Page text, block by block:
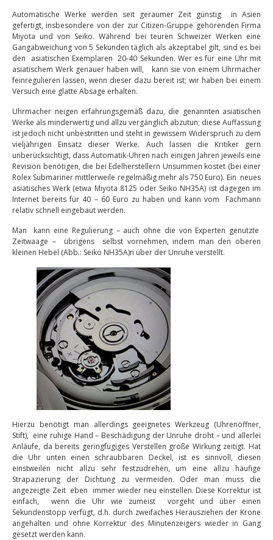
Automatische Werke werden seit geraumer Zeit günstig in Asien
gefertigt, insbesondere von der zur Citizen-Gruppe gehörenden Firma
Miyota und von Seiko. Während bei teuren Schweizer Werken eine
Gangabweichung von 5 Sekunden täglich als akzeptabel gilt, sind es bei
den asiatischen Exemplaren 20-40 Sekunden. Wer es für eine Uhr mit
asiatischem Werk genauer haben will, kann sie von einem Uhrmacher
feinregulieren lassen, wenn dieser dazu bereit ist; wir haben bei einem
Versuch eine glatte Absage erhalten.
Uhrmacher neigen erfahrungsgemäß dazu, die genannten asiatischen
Werke als minderwertig und allzu vergänglich abzutun; diese Auffassung
ist jedoch nicht unbestritten und steht in gewissem Widerspruch zu dem
vieljährigen Einsatz dieser Werke. Auch lassen die Kritiker gern
unberücksichtigt, dass Automatik-Uhren nach einigen Jahren jeweils eine
Revision benötigen, die bei Edelherstellern Unsummen kostet (bei einer
Rolex Submariner mittlerweile regelmäßig mehr als 750 Euro). Ein neues
asiatisches Werk (etwa Miyota 8125 oder Seiko NH35A) ist dagegen im
Internet bereits für 40 – 60 Euro zu haben und kann vom Fachmann
relativ schnell eingebaut werden.
Man kann eine Regulierung – auch ohne die von Experten genutzte
Zeitwaage – übrigens selbst vornehmen, indem man den oberen
kleinen Hebel (Abb.: Seiko NH35A)n über der Unruhe verstellt.
Hierzu benötigt man allerdings geeignetes Werkzeug (Uhrenöffner,
Stift), eine ruhige Hand – Beschädigung der Unruhe droht – und allerlei
Anläufe, da bereits geringfügiges Verstellen große Wirkung zeitigt. Hat
die Uhr unten einen schraubbaren Deckel, ist es sinnvoll, diesen
einstweilen nicht allzu sehr festzudrehen, um eine allzu häufige
Strapazierung der Dichtung zu vermeiden. Oder man muss die
angezeigte Zeit eben immer wieder neu einstellen. Diese Korrektur ist
einfach, wenn die Uhr wie zumeist vorgeht und über einen
Sekundenstopp verfügt, d.h. durch zweifaches Herausziehen der Krone
angehalten und ohne Korrektur des Minutenzeigers wieder in Gang
gesetzt werden kann.